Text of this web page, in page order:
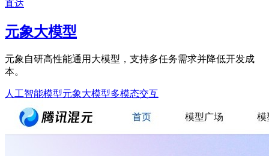
直达
元象大模型
元象自研高性能通用大模型，支持多任务需求并降低开发成
本。
人工智能模型元象大模型多模态交互